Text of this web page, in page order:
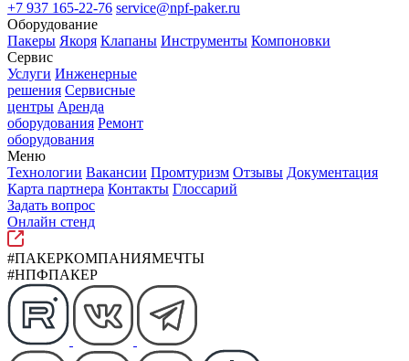
+7 937 165-22-76 service@npf-paker.ru
Оборудование
Пакеры Якоря Клапаны Инструменты Компоновки
Сервис
Услуги Инженерные
решения Сервисные
центры Аренда
оборудования Ремонт
оборудования
Меню
Технологии Вакансии Промтуризм Отзывы Документация
Карта партнера Контакты Глоссарий
Задать вопрос
Онлайн стенд
#ПАКЕРКОМПАНИЯМЕЧТЫ
#НПФПАКЕР